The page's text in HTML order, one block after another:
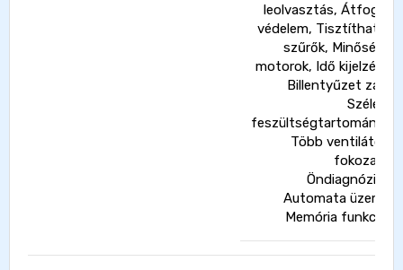
leolvasztás, Átfogó
védelem, Tisztítható
szűrők, Minőségi
motorok, Idő kijelzés,
Billentyűzet zár,
Széles
feszültségtartomány,
Több ventilátor
fokozat,
Öndiagnózis,
Automata üzem,
Memória funkció